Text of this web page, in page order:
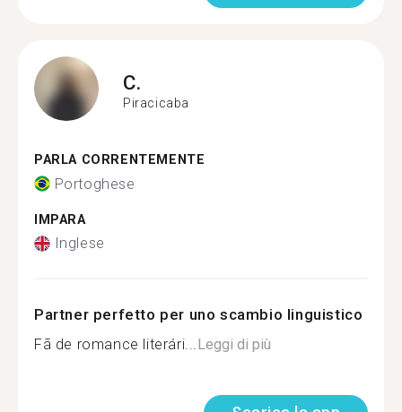
C.
Piracicaba
PARLA CORRENTEMENTE
Portoghese
IMPARA
Inglese
Partner perfetto per uno scambio linguistico
Fã de romance literári...Leggi di più